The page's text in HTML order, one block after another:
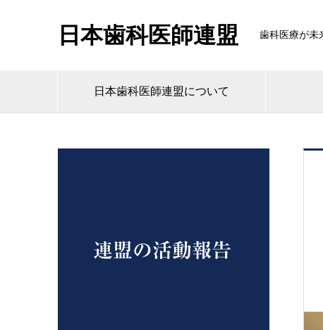
日本歯科医師連盟 歯科医療が未
日本歯科医師連盟について
連盟の活動報告